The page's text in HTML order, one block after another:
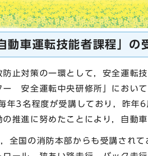
動車運転技能者課程」の
止対策の一環として，安全運転
ー 安全運転中央研修所」におい
年3名程度が受講しており，昨年
の推進に努めたことにより，自
全国の消防本部からも受講されて